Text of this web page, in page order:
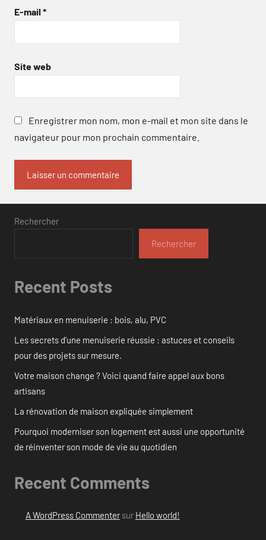
E-mail *
Site web
Enregistrer mon nom, mon e-mail et mon site dans le
navigateur pour mon prochain commentaire.
Rechercher
Rechercher
Recent Posts
Matériaux en menuiserie : bois, alu, PVC
Les secrets d’une menuiserie réussie : astuces et conseils
pour des projets sur mesure.
Votre maison change ? Voici quand faire appel aux bons
artisans
La rénovation de maison expliquée simplement
Pourquoi moderniser son logement est aussi une opportunité
de réinventer son mode de vie au quotidien
Recent Comments
A WordPress Commentersur Hello world!